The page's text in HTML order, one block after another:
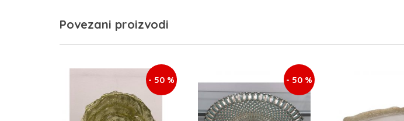
Povezani proizvodi
- 50 % - 50 %